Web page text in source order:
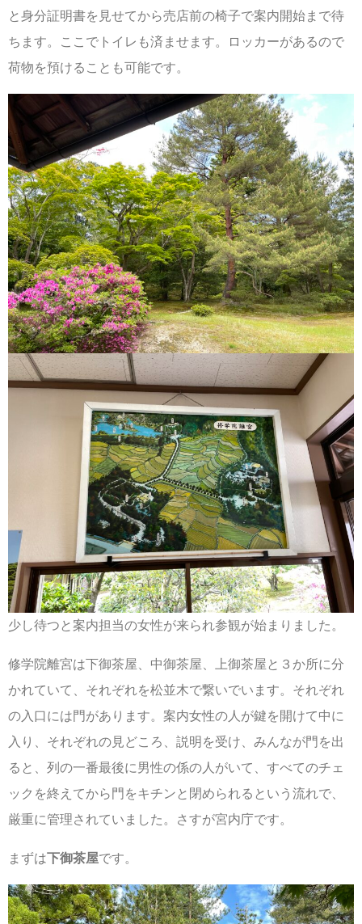
と身分証明書を見せてから売店前の椅子で案内開始まで待
ちます。ここでトイレも済ませます。ロッカーがあるので
荷物を預けることも可能です。
少し待つと案内担当の女性が来られ参観が始まりました。
修学院離宮は下御茶屋、中御茶屋、上御茶屋と３か所に分
かれていて、それぞれを松並木で繋いでいます。それぞれ
の入口には門があります。案内女性の人が鍵を開けて中に
入り、それぞれの見どころ、説明を受け、みんなが門を出
ると、列の一番最後に男性の係の人がいて、すべてのチェ
ックを終えてから門をキチンと閉められるという流れで、
厳重に管理されていました。さすが宮内庁です。
まずは下御茶屋です。